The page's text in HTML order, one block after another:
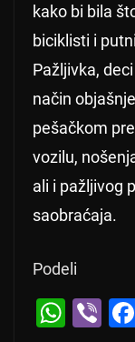
kako bi bila
biciklisti i
Pažljivka,
način
pešačkom
vozilu,
ali i pažljivog
saobraćaja.
Podeli
W Vi